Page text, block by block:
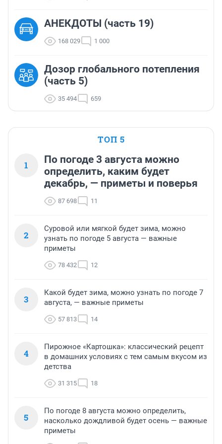
АНЕКДОТЫ (часть 19)
168 029 1 000
Дозор глобального потепления
(часть 5)
35 494 659
ТОП 5
1
По погоде 3 августа можно
определить, каким будет
декабрь, — приметы и поверья
87 698 11
2
Суровой или мягкой будет зима, можно
узнать по погоде 5 августа — важные
приметы
78 432 12
3
Какой будет зима, можно узнать по погоде 7
августа, — важные приметы
57 813 14
4
Пирожное «Картошка»: классический рецепт
в домашних условиях с тем самым вкусом из
детства
31 315 18
5
По погоде 8 августа можно определить,
насколько дождливой будет осень — важные
приметы